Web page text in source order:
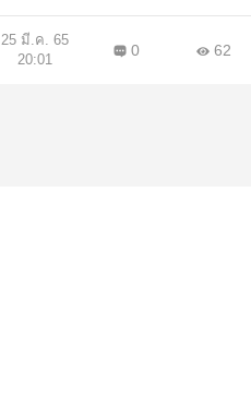
25 มี.ค. 65
20:01
0 62